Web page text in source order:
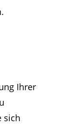
Ihrer
sich